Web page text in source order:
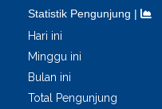
Statistik Pengunjung |
Hari ini
Minggu ini
Bulan ini
Total Pengunjung